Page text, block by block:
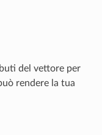
del vettore per
rendere la tua